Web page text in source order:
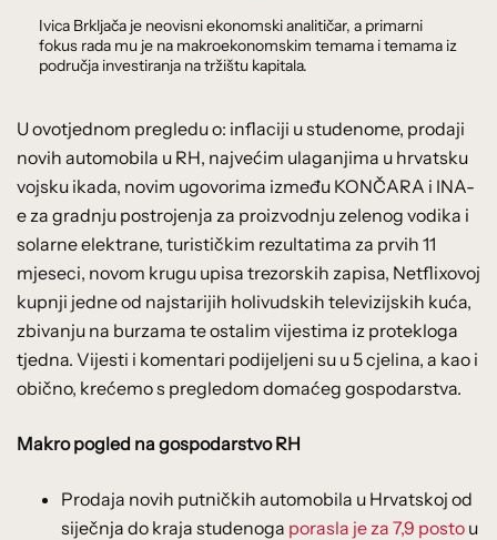
Ivica Brkljača je neovisni ekonomski analitičar, a primarni
fokus rada mu je na makroekonomskim temama i temama iz
područja investiranja na tržištu kapitala.
U ovotjednom pregledu o: inflaciji u studenome, prodaji
novih automobila u RH, najvećim ulaganjima u hrvatsku
vojsku ikada, novim ugovorima između KONČARA i INA-
e za gradnju postrojenja za proizvodnju zelenog vodika i
solarne elektrane, turističkim rezultatima za prvih 11
mjeseci, novom krugu upisa trezorskih zapisa, Netflixovoj
kupnji jedne od najstarijih holivudskih televizijskih kuća,
zbivanju na burzama te ostalim vijestima iz protekloga
tjedna. Vijesti i komentari podijeljeni su u 5 cjelina, a kao i
obično, krećemo s pregledom domaćeg gospodarstva.
Makro pogled na gospodarstvo RH
Prodaja novih putničkih automobila u Hrvatskoj od
siječnja do kraja studenoga porasla je za 7,9 posto u